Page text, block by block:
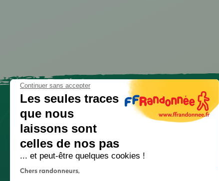
Continuer sans accepter
Les seules traces
que nous
laissons sont
celles de nos pas
... et peut-être quelques cookies !
Chers randonneurs,